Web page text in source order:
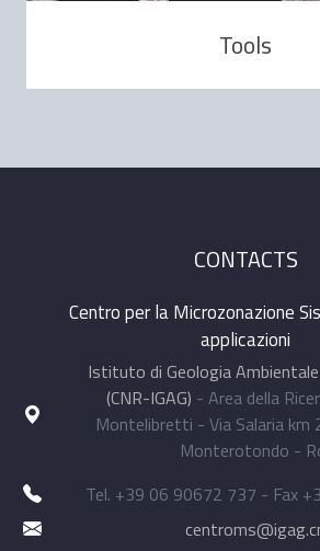
Tools
CONTACTS
Centro per la Microzonazione
applicazioni
Istituto di Geologia
(CNR-IGAG) - Area della
Montelibretti - Via Salaria
Monterotondo -
Tel. +39 06 90672 737 - Fax